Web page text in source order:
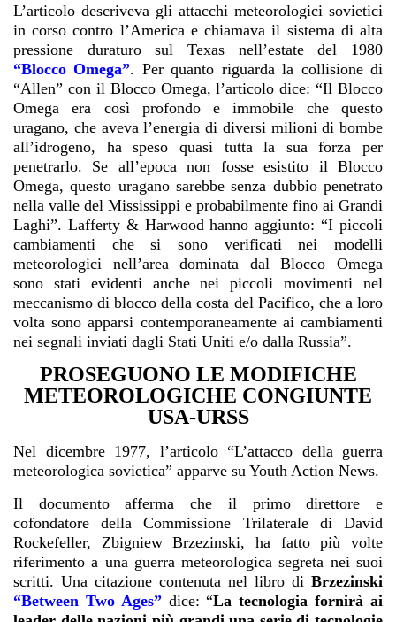
L’articolo descriveva gli attacchi meteorologici sovietici
in corso contro l’America e chiamava il sistema di alta
pressione duraturo sul Texas nell’estate del 1980
“Blocco Omega”. Per quanto riguarda la collisione di
“Allen” con il Blocco Omega, l’articolo dice: “Il Blocco
Omega era così profondo e immobile che questo
uragano, che aveva l’energia di diversi milioni di bombe
all’idrogeno, ha speso quasi tutta la sua forza per
penetrarlo. Se all’epoca non fosse esistito il Blocco
Omega, questo uragano sarebbe senza dubbio penetrato
nella valle del Mississippi e probabilmente fino ai Grandi
Laghi”. Lafferty & Harwood hanno aggiunto: “I piccoli
cambiamenti che si sono verificati nei modelli
meteorologici nell’area dominata dal Blocco Omega
sono stati evidenti anche nei piccoli movimenti nel
meccanismo di blocco della costa del Pacifico, che a loro
volta sono apparsi contemporaneamente ai cambiamenti
nei segnali inviati dagli Stati Uniti e/o dalla Russia”.
PROSEGUONO LE MODIFICHE
METEOROLOGICHE CONGIUNTE
USA-URSS
Nel dicembre 1977, l’articolo “L’attacco della guerra
meteorologica sovietica” apparve su Youth Action News.
Il documento afferma che il primo direttore e
cofondatore della Commissione Trilaterale di David
Rockefeller, Zbigniew Brzezinski, ha fatto più volte
riferimento a una guerra meteorologica segreta nei suoi
scritti. Una citazione contenuta nel libro di Brzezinski
“Between Two Ages” dice: “La tecnologia fornirà ai